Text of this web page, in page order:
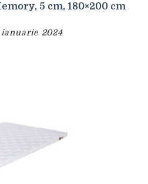
5 cm, 180×200 cm
ianuarie 2024